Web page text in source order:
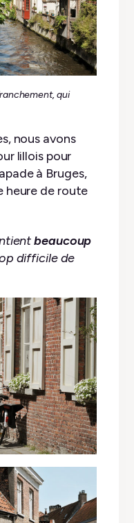
qui
nous avons
lillois pour
à Bruges,
heure de route
beaucoup
difficile de